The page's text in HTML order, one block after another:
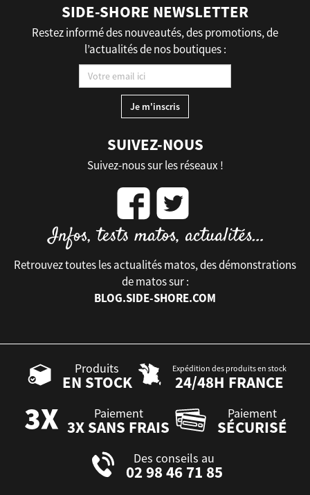
SIDE-SHORE NEWSLETTER
Restez informé des nouveautés, des promotions, de
l’actualités de nos boutiques :
SUIVEZ-NOUS
Suivez-nous sur les réseaux !
Retrouvez toutes les actualités matos, des démonstrations
de matos sur :
BLOG.SIDE-SHORE.COM
Produits
EN STOCK
Expédition des produits en stock
24/48H FRANCE
Paiement
3X SANS FRAIS
Paiement
SÉCURISÉ
Des conseils au
02 98 46 71 85